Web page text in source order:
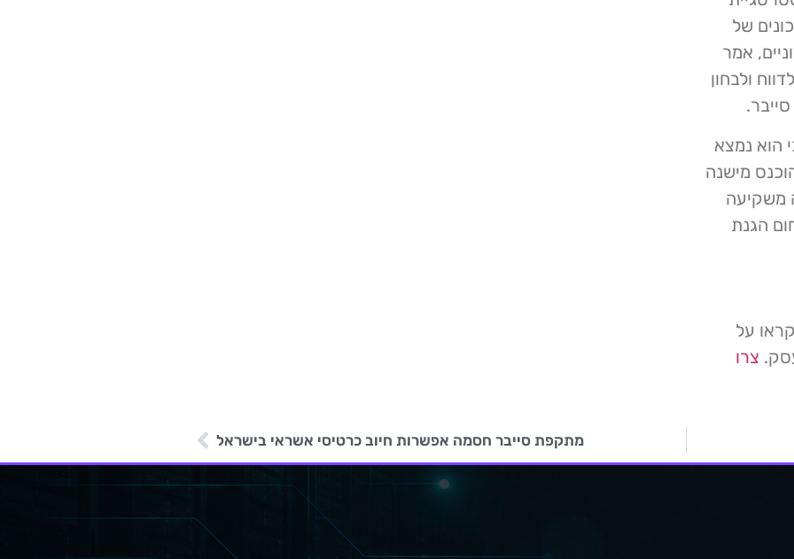
2023, ניהול הסיכונים של
אמר
ולבחון
הוא נמצא
מישנה
משקיעה
הגנת
על
צרו
מתקפת סייבר חסמה אפשרות חיוב כרטיסי אשראי בישראל